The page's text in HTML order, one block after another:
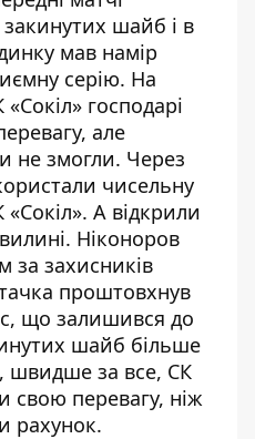
закинутих шайб і в
мав намір
серію. На
«Сокіл» господарі
але
не змогли. Через
чисельну
«Сокіл». А відкрили
Ніконоров
за захисників
проштовхнув
що залишився до
шайб більше
швидше за все, СК
свою перевагу, ніж
рахунок.